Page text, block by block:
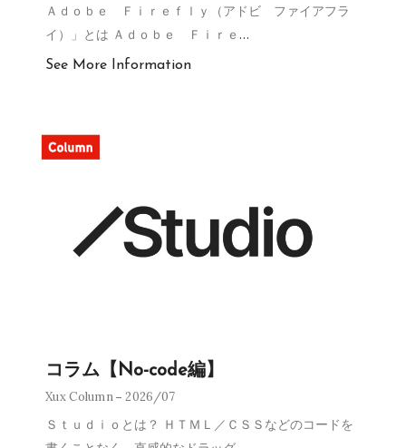
Ａｄｏｂｅ Ｆｉｒｅｆｌｙ（アドビ ファイアフラ
イ）」とは Ａｄｏｂｅ Ｆｉｒｅ …
See More Information
コラム【No-code編】
Xux Column 2026/07
Ｓｔｕｄｉｏとは？ ＨＴＭＬ／ＣＳＳなどのコードを